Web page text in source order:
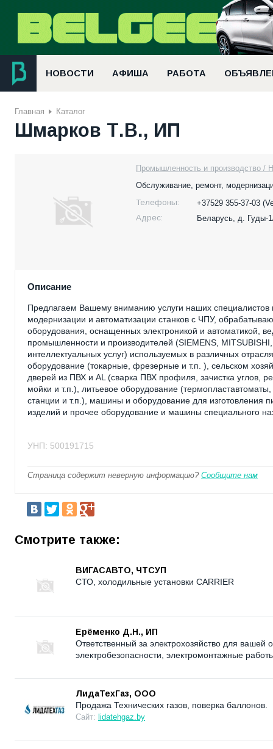
НОВОСТИ АФИША РАБОТА
Главная Каталог
Шмарков Т.В., ИП
Промышленность и производство /
Обслуживание, ремонт,
Телефоны:
+37529 355-37-03
Адрес:
Беларусь, д. Гуды-
Описание
Предлагаем Вашему вниманию услуги наших
модернизации и автоматизации станков с ЧПУ,
оборудования, оснащенных электроникой и автоматикой,
промышленности и производителей (SIEMENS,
интеллектуальных услуг) используемых в различных
оборудование (токарные, фрезерные и т.п. ), сельском
дверей из ПВХ и AL (сварка ПВХ профиля, зачистка углов,
мойки и т.п.), литьевое оборудование
станции и т.п.), машины и оборудование для изготовления
изделий и прочее оборудование и машины специального
УНП: 500191715
Страница содержит неверную информацию? Сообщите нам
Смотрите также:
ВИГАСАВТО, ЧТСУП
СТО, холодильные установки CARRIER
Ерёменко Д.Н., ИП
Ответственный за электрохозяйство для вашей
электробезопасности, электромонтажные
ЛидаТехГаз, ООО
Продажа Технических газов, поверка баллонов.
Сайт: lidatehgaz.by